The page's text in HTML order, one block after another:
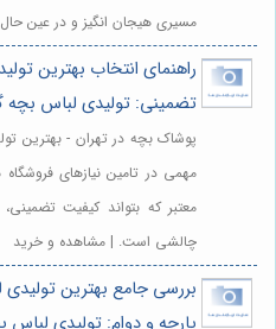
مسیری هیجان انگیز و در عین
راهنمای انتخاب بهترین
تضمینی: تولیدی لباس بچه
پوشاک بچه در تهران - بهترین
مهمی در تامین نیازهای
معتبر که بتواند کیفیت
چالشی است. | مشاهده و خرید
بررسی جامع بهترین
پارچه و دوام: تولیدی لباس